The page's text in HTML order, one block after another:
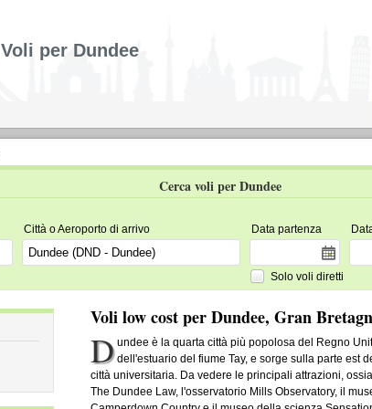
Voli per Dundee
Cerca voli per Dundee
Città o Aeroporto di arrivo Data partenza
Solo voli diretti
Voli low cost per Dundee, Gran
D undee è la quarta città più popolosa del Regno
dell'estuario del fiume Tay, e sorge sulla parte est
città universitaria. Da vedere le principali attrazioni,
The Dundee Law, l'osservatorio Mills Observatory, il